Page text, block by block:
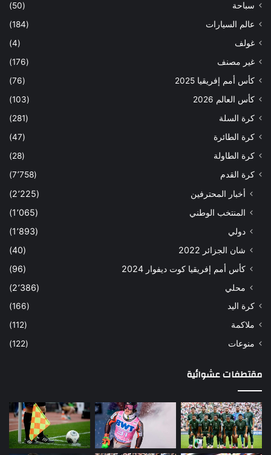
سباحة
(50)
عالم السيارات
(184)
غولف
(4)
غير مصنف
(176)
كأس أمم إفريقيا 2025
(76)
كأس العالم 2026
(103)
كرة السلة
(281)
كرة الطائرة
(47)
كرة الطاولة
(28)
كرة القدم
(7٬758)
أخبار المحترفين
(2٬225)
المنتخب الوطني
(1٬065)
دولي
(1٬893)
شان الجزائر 2022
(40)
كأس أمم إفريقيا كوت ديفوار 2024
(96)
محلي
(2٬386)
كرة اليد
(166)
ملاكمة
(112)
منوعات
(122)
مقتطفات عشوائية